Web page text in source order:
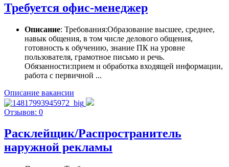
Требуется офис-менеджер
Описание: Требования:Образование высшее, среднее,
навык общения, в том числе делового общения,
готовность к обучению, знание ПК на уровне
пользователя, грамотное письмо и речь.
Обязанности:прием и обработка входящей информации,
работа с первичной ...
Описание вакансии
Отзывов: 0
Расклейщик/Распространитель
наружной рекламы